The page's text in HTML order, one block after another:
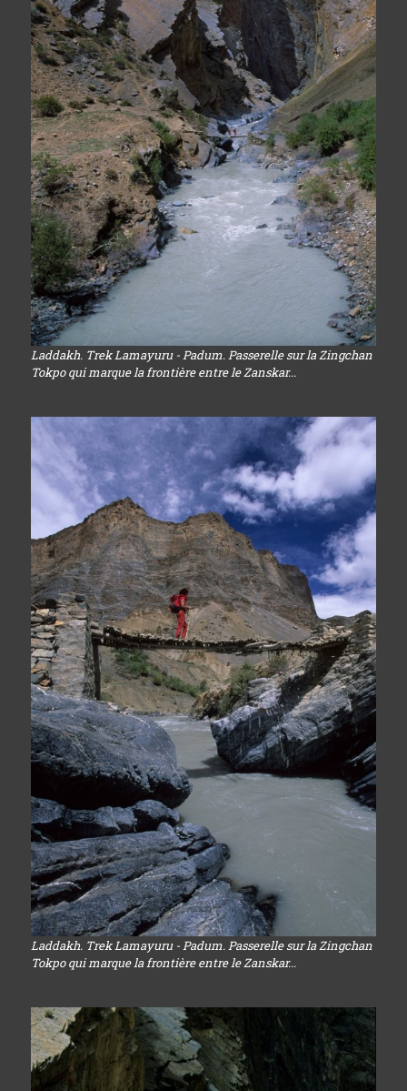
Laddakh. Trek Lamayuru - Padum. Passerelle sur la Zingchan
Tokpo qui marque la frontière entre le Zanskar...
Laddakh. Trek Lamayuru - Padum. Passerelle sur la Zingchan
Tokpo qui marque la frontière entre le Zanskar...